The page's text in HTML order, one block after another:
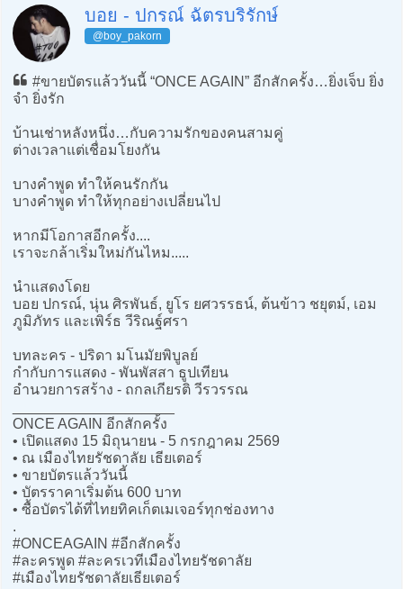
บอย - ปกรณ์ ฉัตรบริรักษ์
@boy_pakorn
#ขายบัตรแล้ววันนี้ “ONCE AGAIN” อีกสักครั้ง…ยิ่งเจ็บ ยิ่ง
จำ ยิ่งรัก
บ้านเช่าหลังหนึ่ง…กับความรักของคนสามคู่
ต่างเวลาแต่เชื่อมโยงกัน
บางคำพูด ทำให้คนรักกัน
บางคำพูด ทำให้ทุกอย่างเปลี่ยนไป
หากมีโอกาสอีกครั้ง....
เราจะกล้าเริ่มใหม่กันไหม.....
นำแสดงโดย
บอย ปกรณ์, นุ่น ศิรพันธ์, ยูโร ยศวรรธน์, ต้นข้าว ชยุตม์, เอม
ภูมิภัทร และเพิร์ธ วีริณฐ์ศรา
บทละคร - ปริดา มโนมัยพิบูลย์
กำกับการแสดง - พันพัสสา ธูปเทียน
อำนวยการสร้าง - ถกลเกียรติ วีรวรรณ
ONCE AGAIN อีกสักครั้ง
• เปิดแสดง 15 มิถุนายน - 5 กรกฎาคม 2569
• ณ เมืองไทยรัชดาลัย เธียเตอร์
• ขายบัตรแล้ววันนี้
• บัตรราคาเริ่มต้น 600 บาท
• ซื้อบัตรได้ที่ไทยทิคเก็ตเมเจอร์ทุกช่องทาง
.
#ONCEAGAIN #อีกสักครั้ง
#ละครพูด #ละครเวทีเมืองไทยรัชดาลัย
#เมืองไทยรัชดาลัยเธียเตอร์